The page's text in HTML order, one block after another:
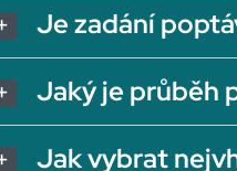
Je zadání
Jaký je průběh
Jak vybrat